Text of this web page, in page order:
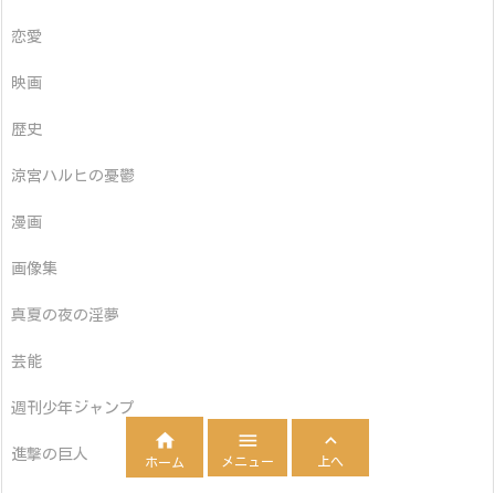
恋愛
映画
歴史
涼宮ハルヒの憂鬱
漫画
画像集
真夏の夜の淫夢
芸能
週刊少年ジャンプ
進撃の巨人

ホーム

メニュー

上へ